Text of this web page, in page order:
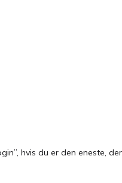
hvis du er den eneste,